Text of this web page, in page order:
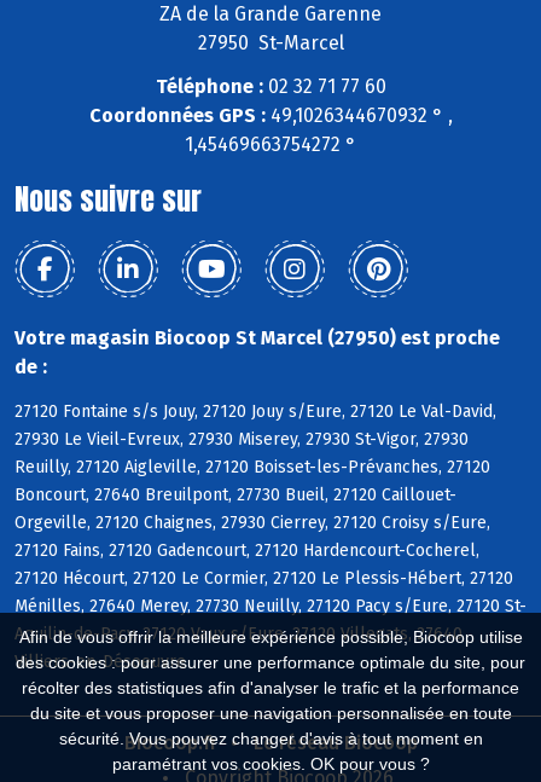
Afin de vous offrir la meilleure expérience possible, Biocoop utilise
des cookies : pour assurer une performance optimale du site, pour
récolter des statistiques afin d'analyser le trafic et la performance
du site et vous proposer une navigation personnalisée en toute
sécurité. Vous pouvez changer d'avis à tout moment en
paramétrant vos cookies. OK pour vous ?
ZA de la Grande Garenne
27950 St-Marcel
Téléphone :02 32 71 77 60
Coordonnées GPS :49,1026344670932 ° ,
1,45469663754272 °
Nous suivre sur
Votre magasin Biocoop St Marcel (27950) est proche
de :
27120 Fontaine s/s Jouy, 27120 Jouy s/Eure, 27120 Le Val-David,
27930 Le Vieil-Evreux, 27930 Miserey, 27930 St-Vigor, 27930
Reuilly, 27120 Aigleville, 27120 Boisset-les-Prévanches, 27120
Boncourt, 27640 Breuilpont, 27730 Bueil, 27120 Caillouet-
Orgeville, 27120 Chaignes, 27930 Cierrey, 27120 Croisy s/Eure,
27120 Fains, 27120 Gadencourt, 27120 Hardencourt-Cocherel,
27120 Hécourt, 27120 Le Cormier, 27120 Le Plessis-Hébert, 27120
Ménilles, 27640 Merey, 27730 Neuilly, 27120 Pacy s/Eure, 27120 St-
Aquilin-de-Pacy, 27120 Vaux s/Eure, 27120 Villegats, 27640
Villiers-en-Désoeuvre
Biocoop.fr
Le réseau Biocoop